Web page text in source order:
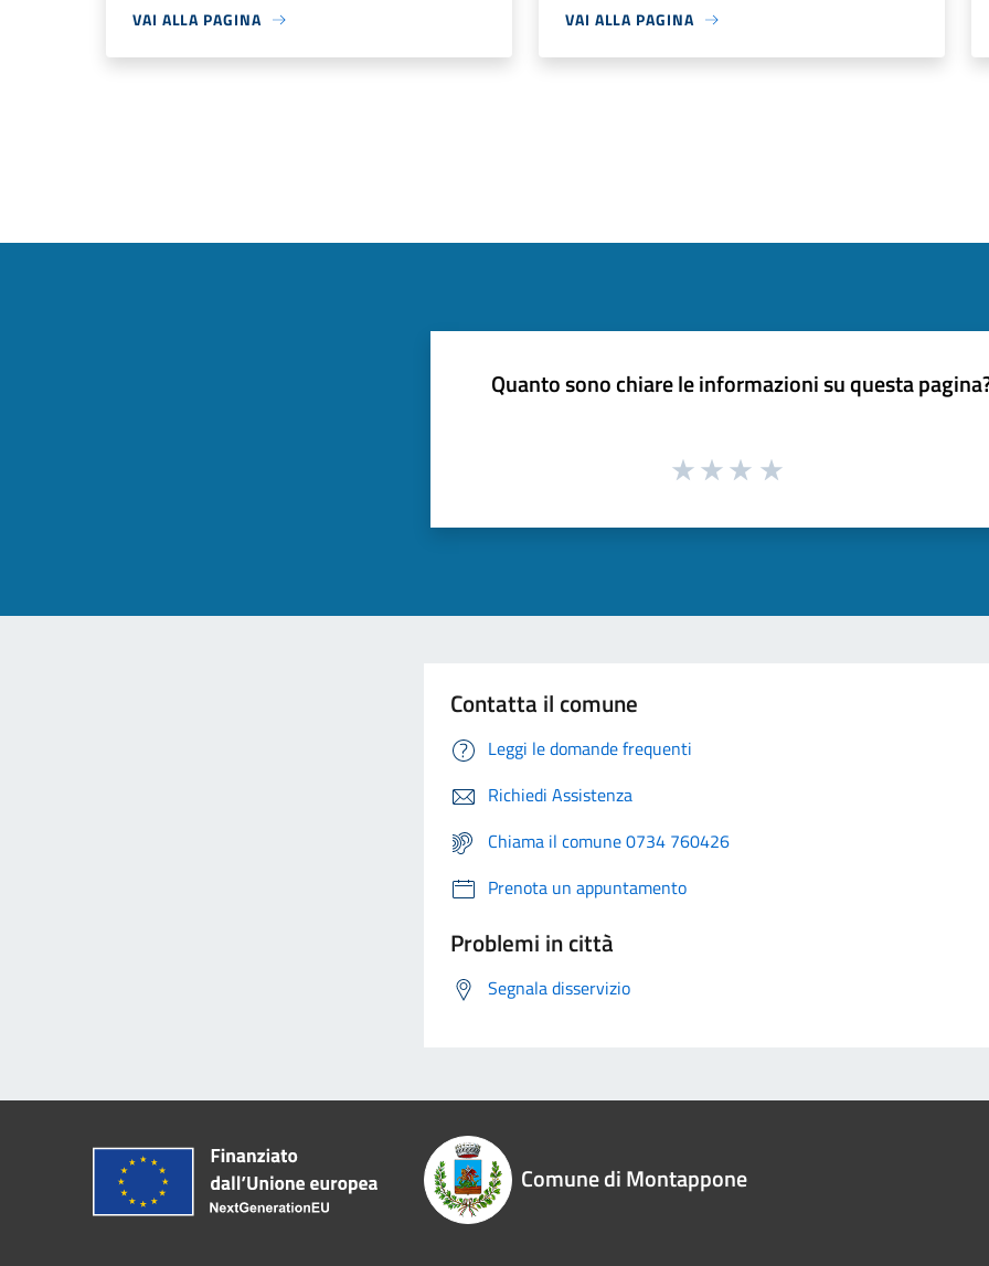
VAI ALLA PAGINA VAI ALLA PAGINA
Quanto sono chiare le informazioni su questa
Contatta il comune
Leggi le domande frequenti
Richiedi Assistenza
Chiama il comune 0734 760426
Prenota un appuntamento
Problemi in città
Segnala disservizio
Comune di Montappone